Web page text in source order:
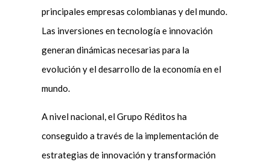
principales empresas colombianas y del mundo.
Las inversiones en tecnología e innovación
generan dinámicas necesarias para la
evolución y el desarrollo de la economía en el
mundo.
A nivel nacional, el Grupo Réditos ha
conseguido a través de la implementación de
estrategias de innovación y transformación